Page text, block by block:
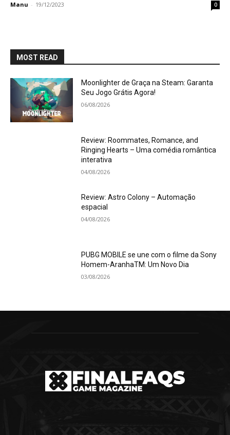
Manu - 19/12/2023 0
MOST READ
Moonlighter de Graça na Steam: Garanta
Seu Jogo Grátis Agora!
06/08/2026
Review: Roommates, Romance, and
Ringing Hearts – Uma comédia romântica
interativa
04/08/2026
Review: Astro Colony – Automação
espacial
04/08/2026
PUBG MOBILE se une com o filme da Sony
Homem-AranhaTM: Um Novo Dia
03/08/2026